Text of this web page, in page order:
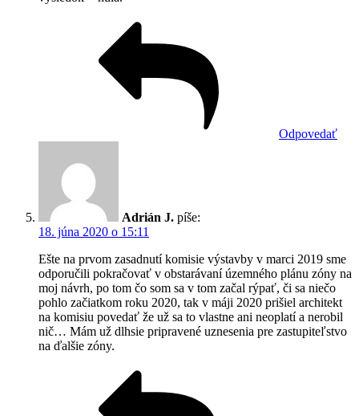
Odpovedať
Adrián J. píše:
18. júna 2020 o 15:11
Ešte na prvom zasadnutí komisie výstavby v marci 2019 sme
odporučili pokračovať v obstarávaní územného plánu zóny na
moj návrh, po tom čo som sa v tom začal rýpať, či sa niečo
pohlo začiatkom roku 2020, tak v máji 2020 prišiel architekt
na komisiu povedať že už sa to vlastne ani neoplatí a nerobil
nič… Mám už dlhsie pripravené uznesenia pre zastupiteľstvo
na ďalšie zóny.